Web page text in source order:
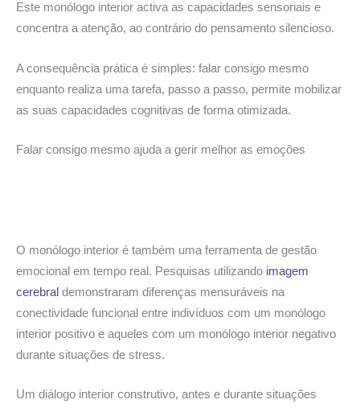
Este monólogo interior activa as capacidades sensoriais e
concentra a atenção, ao contrário do pensamento silencioso.
A consequência prática é simples: falar consigo mesmo
enquanto realiza uma tarefa, passo a passo, permite mobilizar
as suas capacidades cognitivas de forma otimizada.
Falar consigo mesmo ajuda a gerir melhor as emoções
O monólogo interior é também uma ferramenta de gestão
emocional em tempo real. Pesquisas utilizando imagem
cerebral demonstraram diferenças mensuráveis na
conectividade funcional entre indivíduos com um monólogo
interior positivo e aqueles com um monólogo interior negativo
durante situações de stress.
Um diálogo interior construtivo, antes e durante situações